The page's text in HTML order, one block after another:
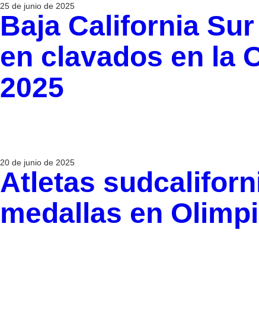
25 de junio de 2025
Baja California
en clavados en la
2025
20 de junio de 2025
Atletas
medallas en